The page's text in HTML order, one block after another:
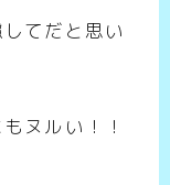
てだと思い
ヌルい！！